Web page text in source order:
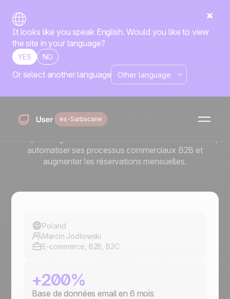
It looks like you speak English. Would you like to view
the site in your language?
YES NO
Or select another language
ex-Sarbacane
Comment DobryMechanik a
augmenté sa base email de
200 % avec Positive User
Découvrez comment DobryMechanik a utilisé Positive
automatiser ses processus commerciaux B2B et
augmenter les réservations mensuelles.
Poland
Marcin Jodłowski
E-commerce, B2B, B2C
+200%
Base de données email en 6 mois